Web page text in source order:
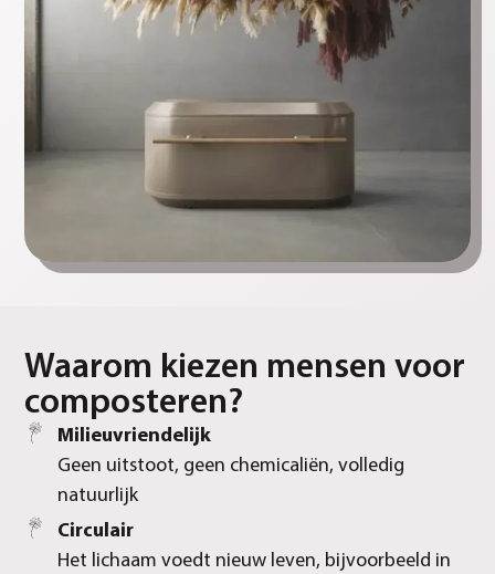
Waarom kiezen mensen voor
composteren?
Milieuvriendelijk
Geen uitstoot, geen chemicaliën, volledig
natuurlijk
Circulair
Het lichaam voedt nieuw leven, bijvoorbeeld in